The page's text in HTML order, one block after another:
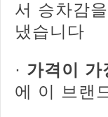
서 승차감
냈습니다
· 가격이 가
에 이 브랜